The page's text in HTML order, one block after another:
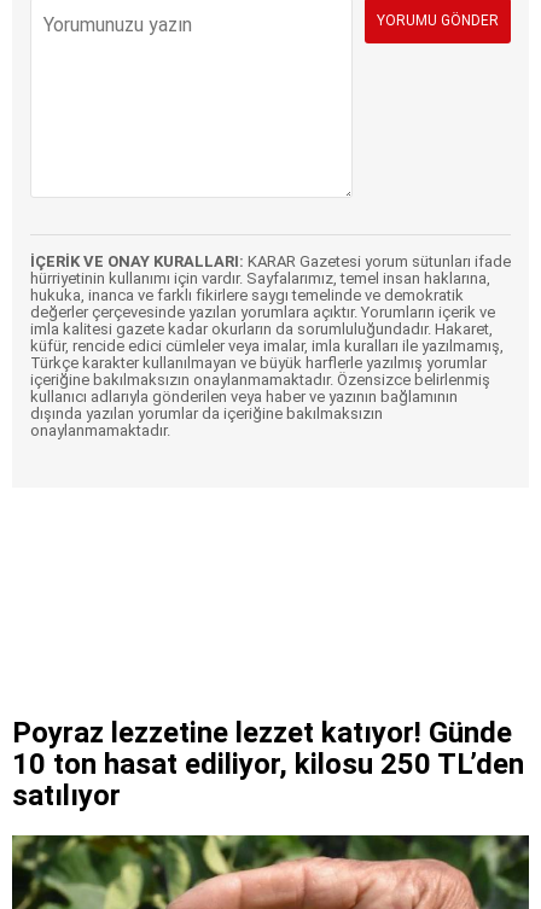
İÇERİK VE ONAY KURALLARI: KARAR Gazetesi yorum sütunları ifade
hürriyetinin kullanımı için vardır. Sayfalarımız, temel insan haklarına,
hukuka, inanca ve farklı fikirlere saygı temelinde ve demokratik
değerler çerçevesinde yazılan yorumlara açıktır. Yorumların içerik ve
imla kalitesi gazete kadar okurların da sorumluluğundadır. Hakaret,
küfür, rencide edici cümleler veya imalar, imla kuralları ile yazılmamış,
Türkçe karakter kullanılmayan ve büyük harflerle yazılmış yorumlar
içeriğine bakılmaksızın onaylanmamaktadır. Özensizce belirlenmiş
kullanıcı adlarıyla gönderilen veya haber ve yazının bağlamının
dışında yazılan yorumlar da içeriğine bakılmaksızın
onaylanmamaktadır.
Poyraz lezzetine lezzet katıyor! Günde
10 ton hasat ediliyor, kilosu 250 TL’den
satılıyor